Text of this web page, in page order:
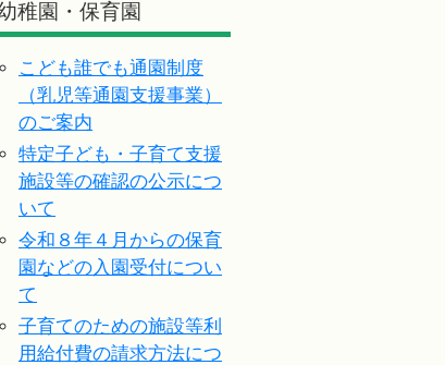
稚園・保育園
こども誰でも通園制度
（乳児等通園支援事業）
のご案内
特定子ども・子育て支援
施設等の確認の公示につ
いて
令和８年４月からの保育
園などの入園受付につい
て
子育てのための施設等利
用給付費の請求方法につ